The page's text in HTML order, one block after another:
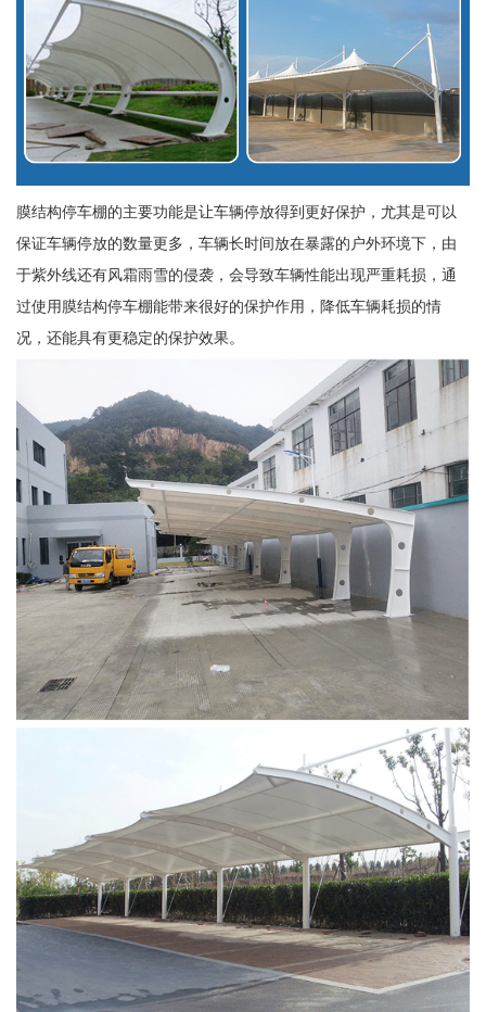
膜结构停车棚的主要功能是让车辆停放得到更好保护，尤其是可以
保证车辆停放的数量更多，车辆长时间放在暴露的户外环境下，由
于紫外线还有风霜雨雪的侵袭，会导致车辆性能出现严重耗损，通
过使用膜结构停车棚能带来很好的保护作用，降低车辆耗损的情
况，还能具有更稳定的保护效果。